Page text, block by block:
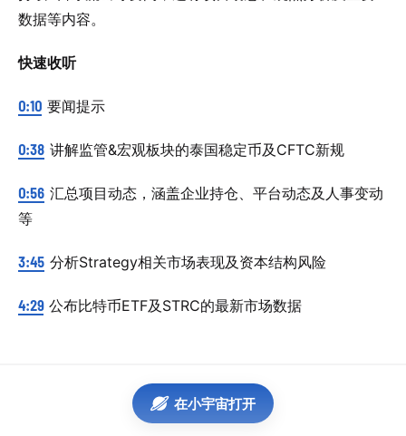
数据等内容。
快速收听
0:10 要闻提示
0:38 讲解监管&宏观板块的泰国稳定币及CFTC新规
0:56 汇总项目动态，涵盖企业持仓、平台动态及人事变动
等
3:45 分析Strategy相关市场表现及资本结构风险
4:29 公布比特币ETF及STRC的最新市场数据
在小宇宙打开